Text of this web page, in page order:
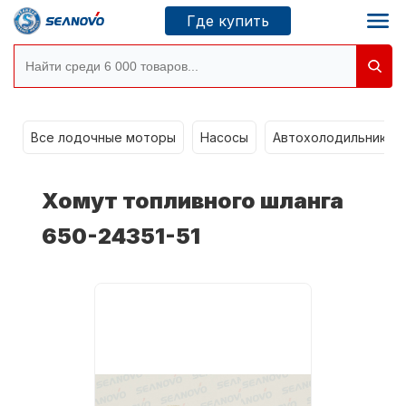
Где купить
Новосибирск
Где купить
О компании
Моторы SEANOVO
Все лодочные моторы Насосы Автохолодильники
Хомут топливного шланга
650-24351-51